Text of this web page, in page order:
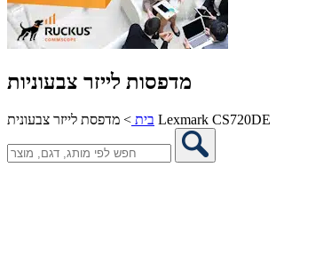
מדפסות לייזר צבעוניות
בית > מדפסת לייזר צבעונית Lexmark CS720DE